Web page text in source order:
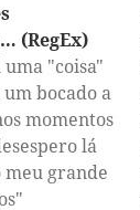
(RegEx)
"coisa"
bocado a
momentos
lá
meu grande
o Google,